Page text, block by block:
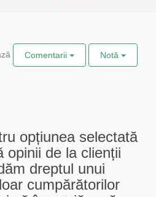
Comentarii Notă
opțiunea selectată
opinii de la clienții
dreptul unui
cumpărătorilor